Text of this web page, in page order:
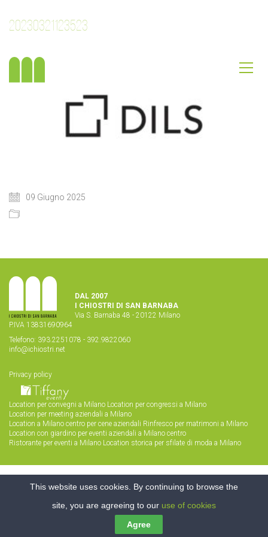
20230321123523
09 Giugno 2025
DAL 2007
I CHIOSTRI DI SAN BARNABA
Via S. Barnaba 48 - 20122 Milano
P.IVA 13831690964
Telefono: 393.2251078 - 392.9822060
info@ichiostri.net
Privacy policy
Location per convegni a Milano Location per congressi a Milano
Location per meeting aziendali a Milano
Location a Milano centro per cene aziendali Rinfresco per matrimoni a Milano
Location con giardino per eventi aziendali a Milano centro
Ristorante per eventi a Milano Location storica per sfilate di moda a Milano
This website uses cookies. By continuing to browse the
site, you are agreeing to our use of cookies
Agree